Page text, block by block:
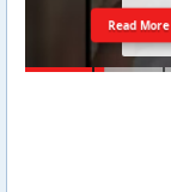
Read More